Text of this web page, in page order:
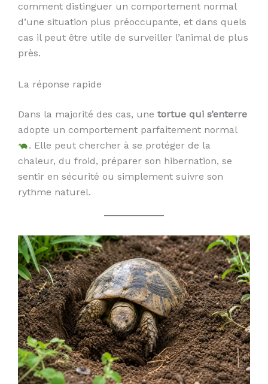
comment distinguer un comportement normal
d’une situation plus préoccupante, et dans quels
cas il peut être utile de surveiller l’animal de plus
près.
La réponse rapide
Dans la majorité des cas, une tortue qui s’enterre
adopte un comportement parfaitement normal
. Elle peut chercher à se protéger de la
chaleur, du froid, préparer son hibernation, se
sentir en sécurité ou simplement suivre son
rythme naturel.